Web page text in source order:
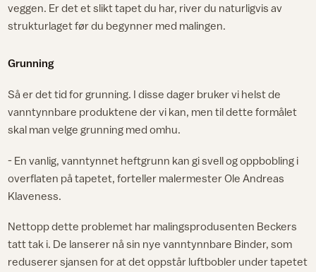
veggen. Er det et slikt tapet du har, river du naturligvis av
strukturlaget før du begynner med malingen.
Grunning
Så er det tid for grunning. I disse dager bruker vi helst de
vanntynnbare produktene der vi kan, men til dette formålet
skal man velge grunning med omhu.
- En vanlig, vanntynnet heftgrunn kan gi svell og oppbobling i
overflaten på tapetet, forteller malermester Ole Andreas
Klaveness.
Nettopp dette problemet har malingsprodusenten Beckers
tatt tak i. De lanserer nå sin nye vanntynnbare Binder, som
reduserer sjansen for at det oppstår luftbobler under tapetet